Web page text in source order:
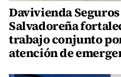
Davivienda
Salvadoreña
trabajo conjunto
atención de